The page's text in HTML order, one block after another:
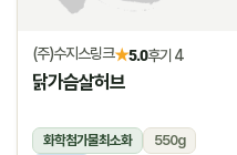
(주)수지스링크★5.0후기 4
닭가슴살허브
화학첨가물최소화
550g